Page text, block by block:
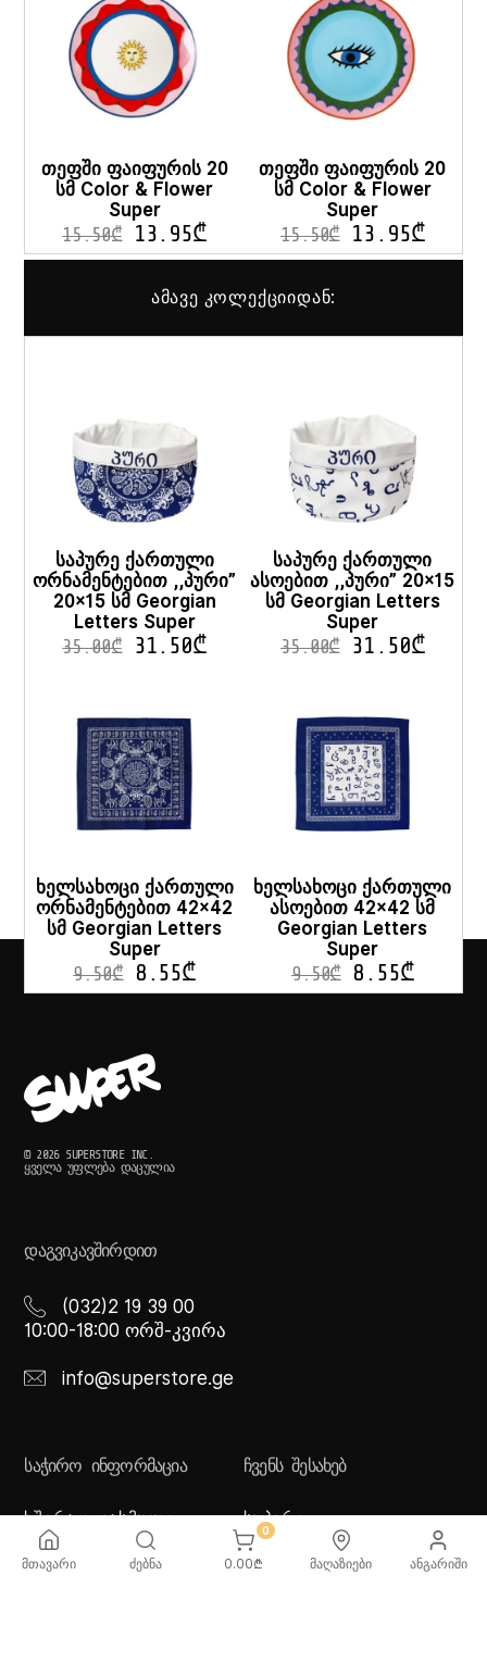
თეფში ფაიფურის 20
სმ Color & Flower
Super
15.50₾ 13.95₾
თეფში ფაიფურის 20
სმ Color & Flower
Super
15.50₾ 13.95₾
ამავე კოლექციიდან:
საპურე ქართული
ორნამენტებით ,,პური”
20×15 სმ Georgian
Letters Super
35.00₾ 31.50₾
საპურე ქართული
ასოებით ,,პური” 20×15
სმ Georgian Letters
Super
35.00₾ 31.50₾
ხელსახოცი ქართული
ორნამენტებით 42×42
სმ Georgian Letters
Super
9.50₾ 8.55₾
ხელსახოცი ქართული
ასოებით 42×42 სმ
Georgian Letters
Super
9.50₾ 8.55₾
© 2026 SUPERSTORE INC.
ᲧᲕᲔᲚᲐ ᲣᲤᲚᲔᲑᲐ ᲓᲐᲪᲣᲚᲘᲐ
ᲓᲐᲒᲕᲘᲙᲐᲕᲨᲘᲠᲓᲘᲗ
(032)2 19 39 00
10:00-18:00 ორშ-კვირა
info@superstore.ge
ᲡᲐᲭᲘᲠᲝ ᲘᲜᲤᲝᲠᲛᲐᲪᲘᲐ
ხშირად დასმული
კითხვები
მიწოდების სერვისი
გადახდის მეთოდები
ᲩᲕᲔᲜᲡ ᲨᲔᲡᲐᲮᲔᲑ
სუპერი
სუპერი სათამაშოები
ჩვენი მაღაზიები
მთავარი ძებნა
0
0.00₾ მაღაზიები ანგარიში